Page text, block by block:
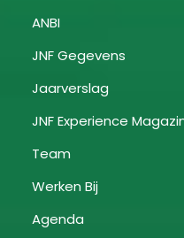
ANBI
JNF Gegevens
Jaarverslag
JNF Experience
Team
Werken Bij
Agenda